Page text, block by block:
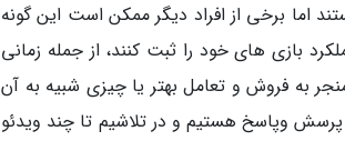
اما برخی از افراد دیگر ممکن است این گونه
بازی های خود را ثبت کنند، از جمله زمانی
به فروش و تعامل بهتر یا چیزی شبیه به آن
وپاسخ هستیم و در تلاشیم تا چند ویدئو